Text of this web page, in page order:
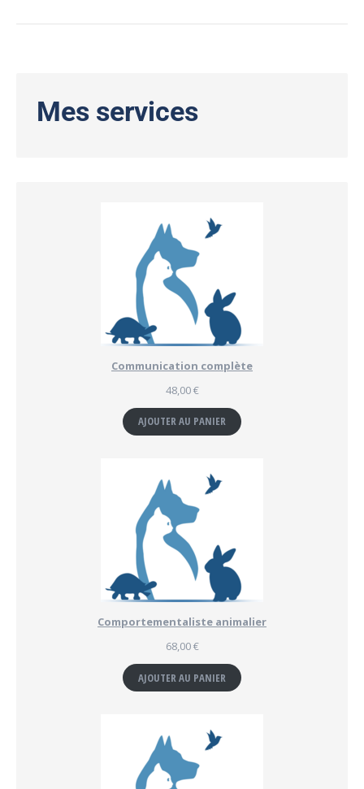
Mes services
Communication complète
48,00€
AJOUTER AU PANIER
Comportementaliste animalier
68,00€
AJOUTER AU PANIER